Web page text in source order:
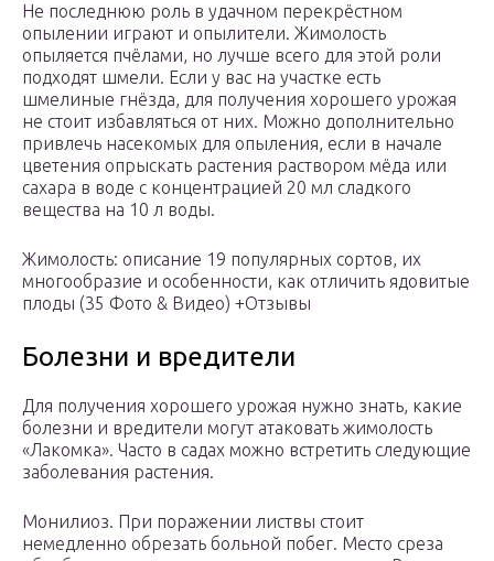
Не последнюю роль в удачном перекрёстном
опылении играют и опылители. Жимолость
опыляется пчёлами, но лучше всего для этой роли
подходят шмели. Если у вас на участке есть
шмелиные гнёзда, для получения хорошего урожая
не стоит избавляться от них. Можно дополнительно
привлечь насекомых для опыления, если в начале
цветения опрыскать растения раствором мёда или
сахара в воде с концентрацией 20 мл сладкого
вещества на 10 л воды.
Жимолость: описание 19 популярных сортов, их
многообразие и особенности, как отличить ядовитые
плоды (35 Фото & Видео) +Отзывы
Болезни и вредители
Для получения хорошего урожая нужно знать, какие
болезни и вредители могут атаковать жимолость
«Лакомка». Часто в садах можно встретить следующие
заболевания растения.
Монилиоз. При поражении листвы стоит
немедленно обрезать больной побег. Место среза